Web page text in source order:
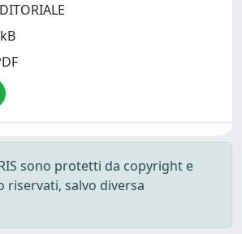
sono protetti da copyright e
salvo diversa